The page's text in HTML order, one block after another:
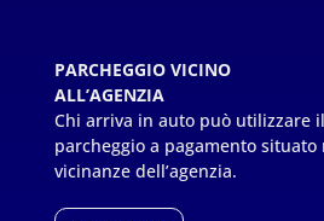
PARCHEGGIO VICINO
ALL’AGENZIA
Chi arriva in auto può utilizzare il
parcheggio a pagamento situato
vicinanze dell’agenzia.